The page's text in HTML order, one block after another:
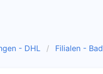
- DHL Filialen -